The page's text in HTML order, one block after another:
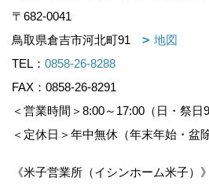
〒682-0041
鳥取県倉吉市河北町91
地図
TEL： 0858-26-8288
FAX：0858-26-8291
＜営業時間＞8:00～17:00（日・祭
＜定休日＞年中無休（年末年始・盆除
《米子営業所（イシンホーム米子）》